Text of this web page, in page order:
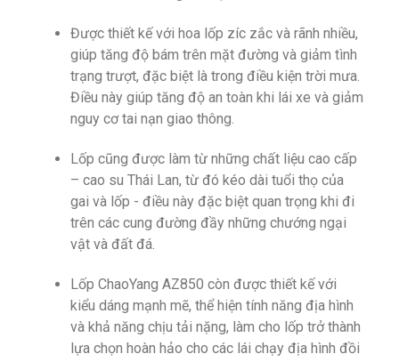
Được thiết kế với hoa lốp zíc zắc và rãnh nhiều,
giúp tăng độ bám trên mặt đường và giảm tình
trạng trượt, đặc biệt là trong điều kiện trời mưa.
Điều này giúp tăng độ an toàn khi lái xe và giảm
nguy cơ tai nạn giao thông.
Lốp cũng được làm từ những chất liệu cao cấp
– cao su Thái Lan, từ đó kéo dài tuổi thọ của
gai và lốp - điều này đặc biệt quan trọng khi đi
trên các cung đường đầy những chướng ngại
vật và đất đá.
Lốp ChaoYang AZ850 còn được thiết kế với
kiểu dáng mạnh mẽ, thể hiện tính năng địa hình
và khả năng chịu tải nặng, làm cho lốp trở thành
lựa chọn hoàn hảo cho các lái chạy địa hình đồi